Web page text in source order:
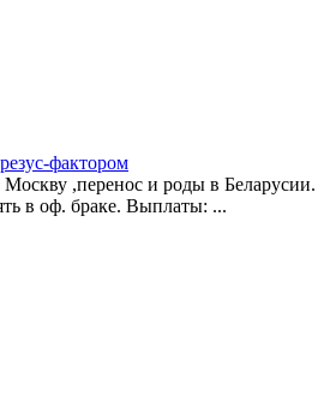
фактором
,перенос и роды в Беларусии.
в оф. браке. Выплаты: ...